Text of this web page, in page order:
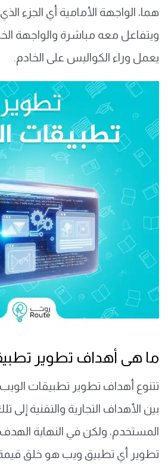
هما، الواجهة الأمامية أي الجزء
ويتفاعل معه مباشرة والواجهة
يعمل وراء الكواليس على الخادم.
​ما هى أهداف تطوير
تتنوع أهداف تطوير تطبيقات
بين الأهداف التجارية والتقنية إلى
المستخدم، ولكن في النهاية
تطوير أي تطبيق ويب هو خلق